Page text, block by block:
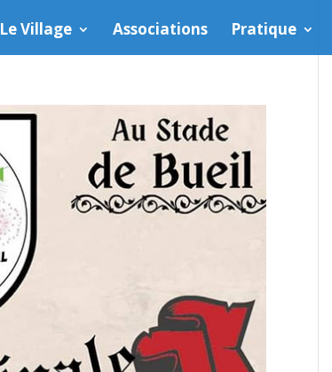
Le Village Associations Pratique